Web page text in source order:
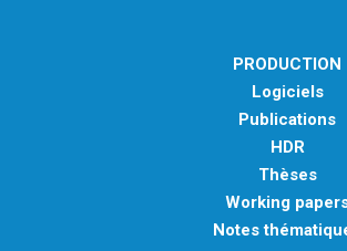
PRODUCTION
Logiciels
Publications
HDR
Thèses
Working
Notes